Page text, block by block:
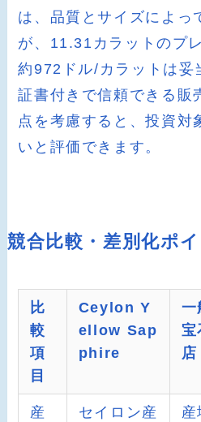
は、品質とサイズによっ
が、11.31カラットのプ
約972ドル/カラットは妥
証書付きで信頼できる販
点を考慮すると、投資対
いと評価できます。
競合比較・差別化ポ
比
較
項
目
Ceylon Y
ellow Sap
phire
一
宝
店
産
セイロン産
産